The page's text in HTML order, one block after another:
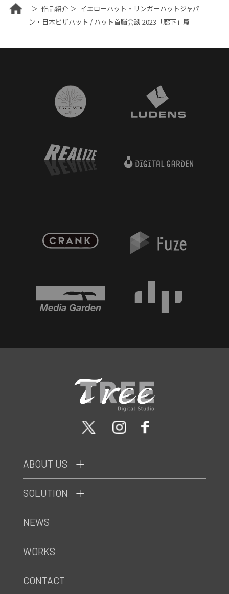
作品紹介
イエローハット・リンガーハットジャパ
ン・日本ピザハット / ハット首脳会談 2023「廊下」篇
ABOUT US
SOLUTION
NEWS
WORKS
CONTACT